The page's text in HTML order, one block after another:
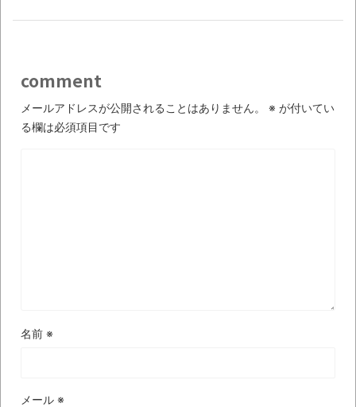
グラビアに挑戦
歴ログは10周年ですがnoteに引っ越します
されてきた可能性・・・・・・・・・
comment
メールアドレスが公開されることはありません。 ※ が付いてい
る欄は必須項目です
名前 ※
メール ※